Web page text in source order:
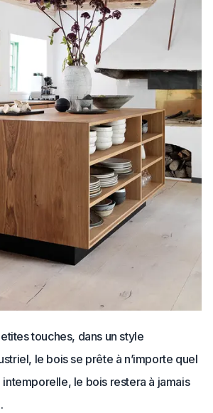
touches, dans un style
le bois se prête à n’importe quel
le bois restera à jamais